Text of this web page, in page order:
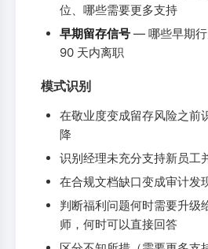
位、哪些需要更多支持
早期留存信号 — 哪些早期
90 天内离职
模式识别
在敬业度变成留存风险之前
降
识别经理未充分支持新员工
在合规文档缺口变成审计发
判断福利问题何时需要升级
师，何时可以直接回答